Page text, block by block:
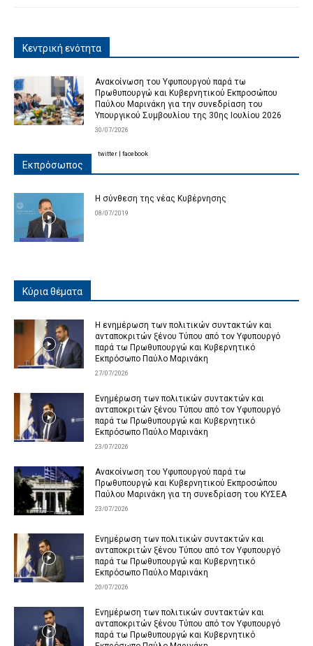
Κεντρική ενότητα
Ανακοίνωση του Υφυπουργού παρά τω
Πρωθυπουργώ και Κυβερνητικού Εκπροσώπου
Παύλου Μαρινάκη για την συνεδρίαση του
Υπουργικού Συμβουλίου της 30ης Ιουλίου 2026
30/07/2026
Εκπρόσωπος
Η σύνθεση της νέας Κυβέρνησης
08/07/2019
twitter facebook
Κύρια θέματα
Η ενημέρωση των πολιτικών συντακτών και
ανταποκριτών ξένου Τύπου από τον Υφυπουργό
παρά τω Πρωθυπουργώ και Κυβερνητικό
Εκπρόσωπο Παύλο Μαρινάκη
27/07/2026
Ενημέρωση των πολιτικών συντακτών και
ανταποκριτών ξένου Τύπου από τον Υφυπουργό
παρά τω Πρωθυπουργώ και Κυβερνητικό
Εκπρόσωπο Παύλο Μαρινάκη
23/07/2026
Ανακοίνωση του Υφυπουργού παρά τω
Πρωθυπουργώ και Κυβερνητικού Εκπροσώπου
Παύλου Μαρινάκη για τη συνεδρίαση του ΚΥΣΕΑ
23/07/2026
Ενημέρωση των πολιτικών συντακτών και
ανταποκριτών ξένου Τύπου από τον Υφυπουργό
παρά τω Πρωθυπουργώ και Κυβερνητικό
Εκπρόσωπο Παύλο Μαρινάκη
20/07/2026
Ενημέρωση των πολιτικών συντακτών και
ανταποκριτών ξένου Τύπου από τον Υφυπουργό
παρά τω Πρωθυπουργώ και Κυβερνητικό